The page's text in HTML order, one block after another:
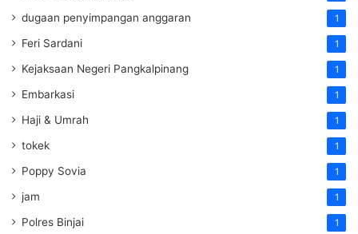
dugaan penyimpangan anggaran 1
Feri Sardani 1
Kejaksaan Negeri Pangkalpinang 1
Embarkasi 1
Haji & Umrah 1
tokek 1
Poppy Sovia 1
jam 1
Polres Binjai 1